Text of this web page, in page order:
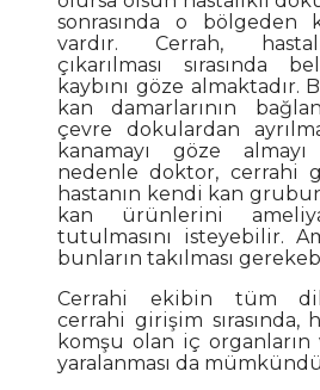
sonrasında o bölgeden
vardır. Cerrah,
çıkarılması sırasında
kaybını göze almaktadır.
kan damarlarının
çevre dokulardan
kanamayı göze
nedenle doktor, cerrahi
hastanın kendi kan
kan ürünlerini
tutulmasını isteyebilir.
bunların takılması
Cerrahi ekibin tüm
cerrahi girişim sırasında,
komşu olan iç organların
yaralanması da